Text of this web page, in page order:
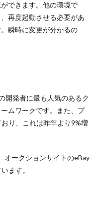
できます。他の環境で
再度起動させる必要があ
瞬時に変更が分かるの
開発者に最も人気のあるク
ムワークです。また、プ
り、これは昨年より9%増
オークションサイトのeBay
ます。